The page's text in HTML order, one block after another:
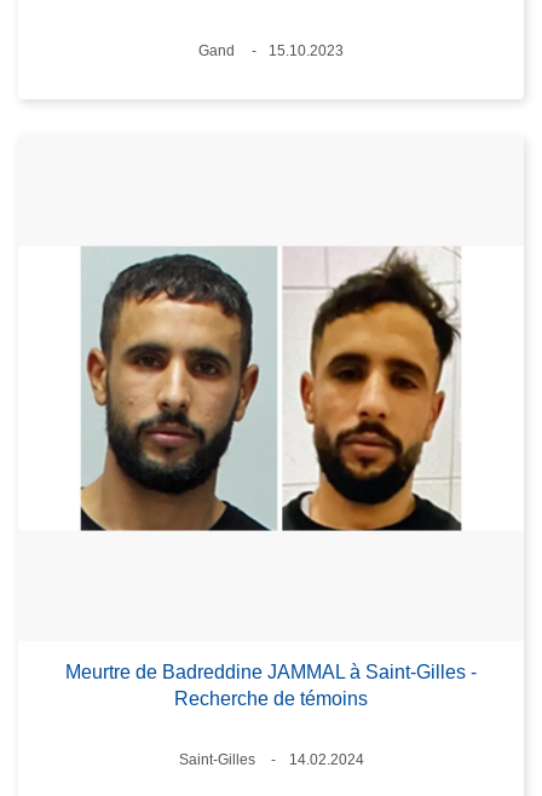
Lieux
Gand
15.10.2023
Meurtre de Badreddine JAMMAL à Saint-Gilles -
Recherche de témoins
Lieux
Saint-Gilles
14.02.2024